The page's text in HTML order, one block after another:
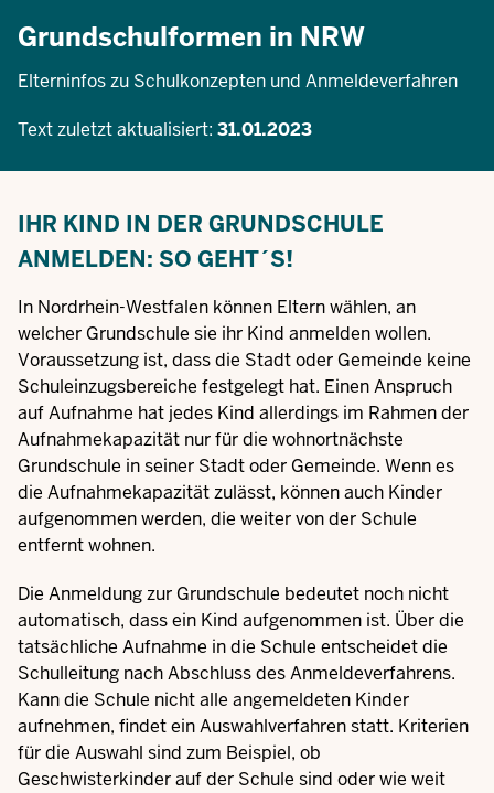
Grundschulformen in NRW
Elterninfos zu Schulkonzepten und Anmeldeverfahren
Text zuletzt aktualisiert: 31.01.2023
IHR KIND IN DER GRUNDSCHULE
ANMELDEN: SO GEHT´S!
In Nordrhein-Westfalen können Eltern wählen, an
welcher Grundschule sie ihr Kind anmelden wollen.
Voraussetzung ist, dass die Stadt oder Gemeinde keine
Schuleinzugsbereiche festgelegt hat. Einen Anspruch
auf Aufnahme hat jedes Kind allerdings im Rahmen der
Aufnahmekapazität nur für die wohnortnächste
Grundschule in seiner Stadt oder Gemeinde. Wenn es
die Aufnahmekapazität zulässt, können auch Kinder
aufgenommen werden, die weiter von der Schule
entfernt wohnen.
Die Anmeldung zur Grundschule bedeutet noch nicht
automatisch, dass ein Kind aufgenommen ist. Über die
tatsächliche Aufnahme in die Schule entscheidet die
Schulleitung nach Abschluss des Anmeldeverfahrens.
Kann die Schule nicht alle angemeldeten Kinder
aufnehmen, findet ein Auswahlverfahren statt. Kriterien
für die Auswahl sind zum Beispiel, ob
Geschwisterkinder auf der Schule sind oder wie weit